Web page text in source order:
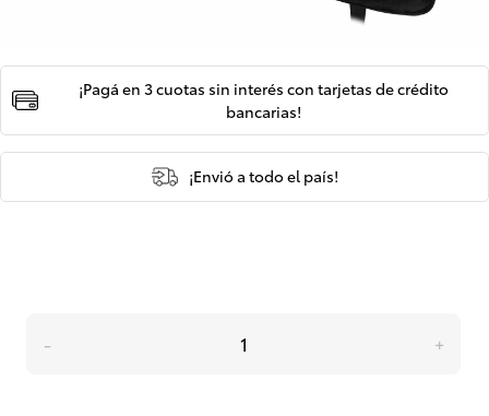
- +
¡Pagá en 3 cuotas sin interés con tarjetas de crédito
bancarias!
¡Envió a todo el país!